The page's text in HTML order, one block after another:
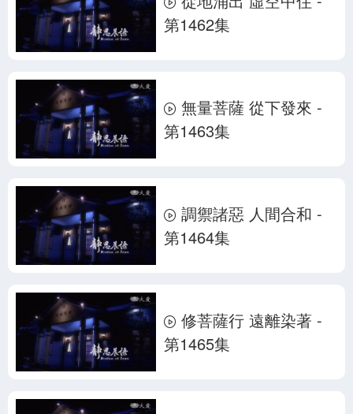
第1462集
無量菩薩 從下發來 -
第1463集
調禦諸惡 人間合和 -
第1464集
修菩薩行 遠離染著 -
第1465集